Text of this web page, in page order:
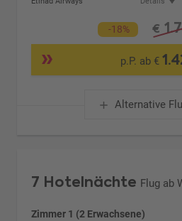
-18% €
p.P. ab €
Alternative
7 Hotelnächte Flug ab
Zimmer 1 (2 Erwachsene)